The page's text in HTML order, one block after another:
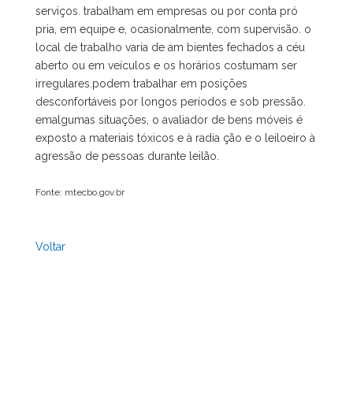
serviços. trabalham em empresas ou por conta pró
pria, em equipe e, ocasionalmente, com supervisão. o
local de trabalho varia de am bientes fechados a céu
aberto ou em veículos e os horários costumam ser
irregulares.podem trabalhar em posições
desconfortáveis por longos períodos e sob pressão.
emalgumas situações, o avaliador de bens móveis é
exposto a materiais tóxicos e à radia ção e o leiloeiro à
agressão de pessoas durante leilão.
Fonte: mtecbo.gov.br
Voltar